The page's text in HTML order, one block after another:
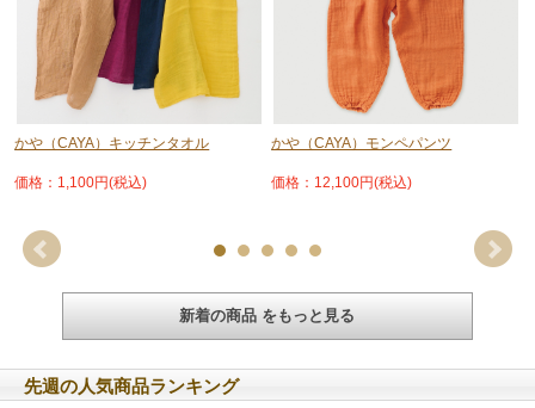
かや（CAYA）キッチンタオル
価格：1,100円(税込)
かや（CAYA）モンペパンツ
価格：12,100円(税込)
新着の商品 をもっと見る
先週の人気商品ランキング